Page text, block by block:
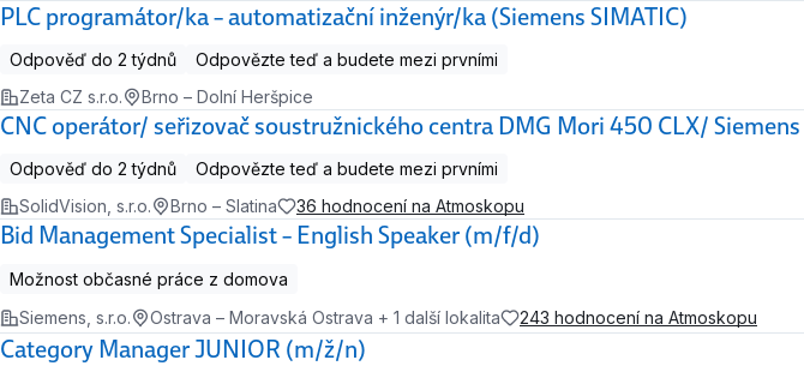
PLC programátor/ka – automatizační inženýr/ka (Siemens SIMATIC)
Odpověď do 2 týdnů
Odpovězte teď a budete mezi prvními
Zeta CZ s.r.o.
Brno – Dolní Heršpice
CNC operátor/ seřizovač soustružnického centra DMG Mori 450 CLX/ Siemens
Odpověď do 2 týdnů
Odpovězte teď a budete mezi prvními
SolidVision, s.r.o.
Brno – Slatina 36 hodnocení na Atmoskopu
Bid Management Specialist – English Speaker (m/f/d)
Možnost občasné práce z domova
Siemens, s.r.o.
Ostrava – Moravská Ostrava + 1 další lokalita 243 hodnocení na Atmoskopu
Category Manager JUNIOR (m/ž/n)